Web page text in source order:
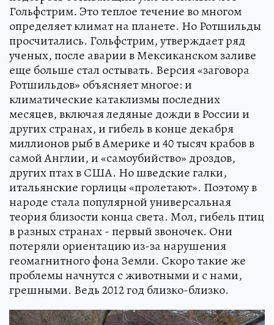
Гольфстрим. Это теплое течение во многом
определяет климат на планете. Но Ротшильды
просчитались. Гольфстрим, утверждает ряд
ученых, после аварии в Мексиканском заливе
еще больше стал остывать. Версия «заговора
Ротшильдов» объясняет многое: и
климатические катаклизмы последних
месяцев, включая ледяные дожди в России и
других странах, и гибель в конце декабря
миллионов рыб в Америке и 40 тысяч крабов в
самой Англии, и «самоубийство» дроздов,
других птах в США. Но шведские галки,
итальянские горлицы «пролетают». Поэтому в
народе стала популярной универсальная
теория близости конца света. Мол, гибель птиц
в разных странах - первый звоночек. Они
потеряли ориентацию из-за нарушения
геомагнитного фона Земли. Скоро такие же
проблемы начнутся с животными и с нами,
грешными. Ведь 2012 год близко-близко.